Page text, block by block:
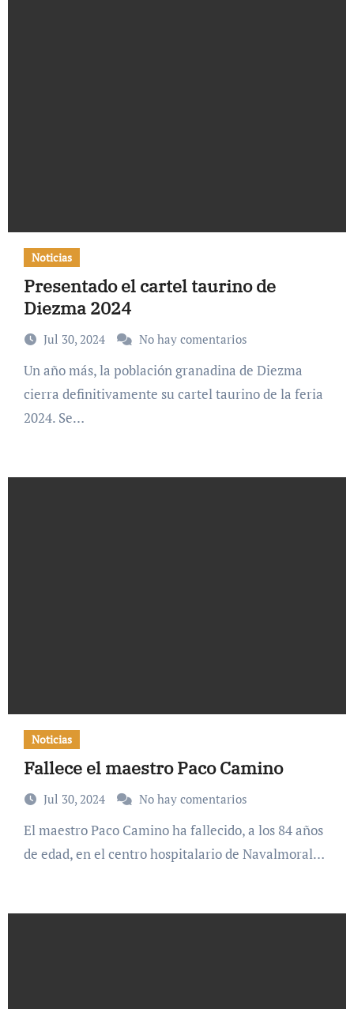
Noticias
Presentado el cartel taurino de
Diezma 2024
Jul 30, 2024 No hay comentarios
Un año más, la población granadina de Diezma
cierra definitivamente su cartel taurino de la feria
2024. Se…
Noticias
Fallece el maestro Paco Camino
Jul 30, 2024 No hay comentarios
El maestro Paco Camino ha fallecido, a los 84 años
de edad, en el centro hospitalario de Navalmoral…